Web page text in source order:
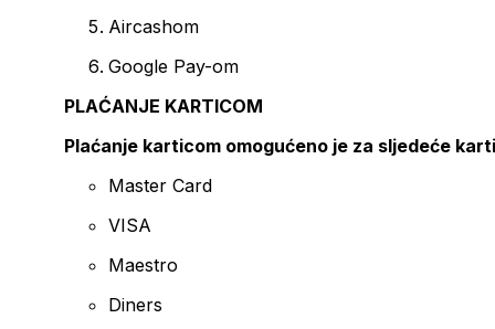
Aircashom
Google Pay-om
PLAĆANJE KARTICOM
Plaćanje karticom omogućeno je za sljedeće
Master Card
VISA
Maestro
Diners